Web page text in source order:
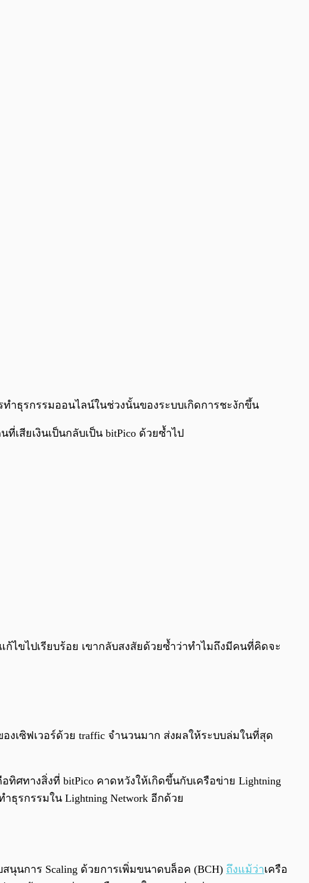
ำธุรกรรมออนไลน์ในช่วงนั้นของระบบเกิดการชะงักขึ้น
เสียเงินเป็นกลับเป็น bitPico ด้วยซ้ำไป
ไขไปเรียบร้อย เขากลับสงสัยด้วยซ้ำว่าทำไมถึงมีคนที่คิดจะ
งเซิฟเวอร์ด้วย traffic จำนวนมาก ส่งผลให้ระบบล่มในที่สุด
ทางสิ่งที่ bitPico คาดหวังให้เกิดขึ้นกับเครือข่าย Lightning
ธุรกรรมใน Lightning Network อีกด้วย
นุนการ Scaling ด้วยการเพิ่มขนาดบล็อค (BCH) ถึงแม้ว่าเครือ